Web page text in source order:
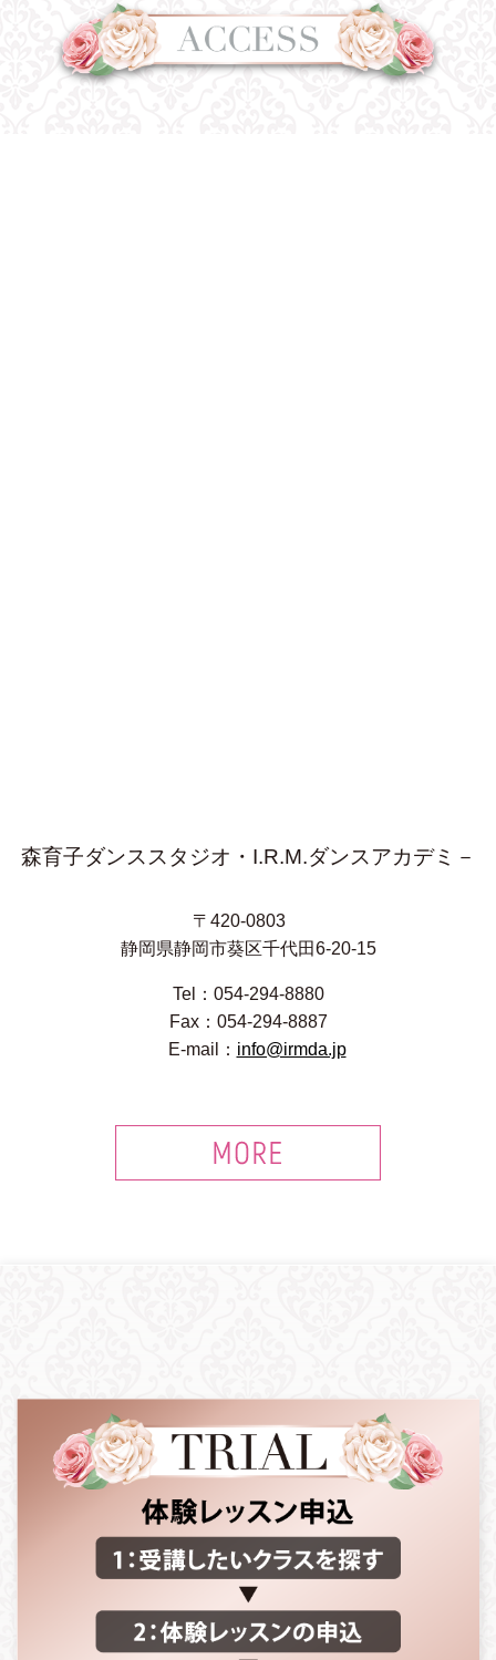
森育子ダンススタジオ・I.R.M.ダンスアカデミ－
〒420-0803
静岡県静岡市葵区千代田6-20-15
Tel：054-294-8880
Fax：054-294-8887
E-mail： info@irmda.jp